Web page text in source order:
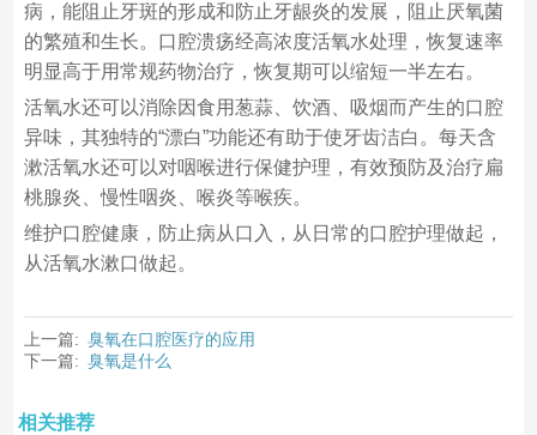
病，能阻止牙斑的形成和防止牙龈炎的发展，阻止厌氧菌
的繁殖和生长。口腔溃疡经高浓度活氧水处理，恢复速率
明显高于用常规药物治疗，恢复期可以缩短一半左右。
活氧水还可以消除因食用葱蒜、饮酒、吸烟而产生的口腔
异味，其独特的“漂白”功能还有助于使牙齿洁白。每天含
漱活氧水还可以对咽喉进行保健护理，有效预防及治疗扁
桃腺炎、慢性咽炎、喉炎等喉疾。
维护口腔健康，防止病从口入，从日常的口腔护理做起，
从活氧水漱口做起。
上一篇: 臭氧在口腔医疗的应用
下一篇: 臭氧是什么
相关推荐